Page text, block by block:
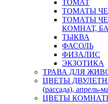
ТОМАТ
ТОМАТЫ
ТОМАТЫ
КОМНАТ,
ТЫКВА
ФАСОЛЬ
ФИЗАЛИС
ЭКЗОТИКА
ТРАВА ДЛЯ
ЦВЕТЫ
(рассада), апрель-
ЦВЕТЫ